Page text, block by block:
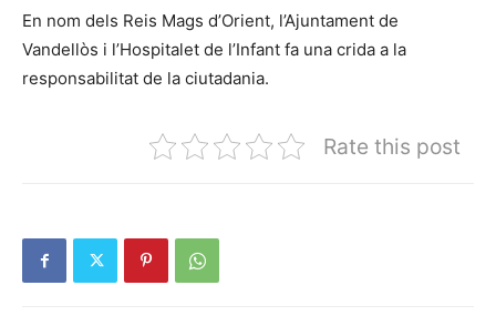
En nom dels Reis Mags d’Orient, l’Ajuntament de
Vandellòs i l’Hospitalet de l’Infant fa una crida a la
responsabilitat de la ciutadania.
Rate this post